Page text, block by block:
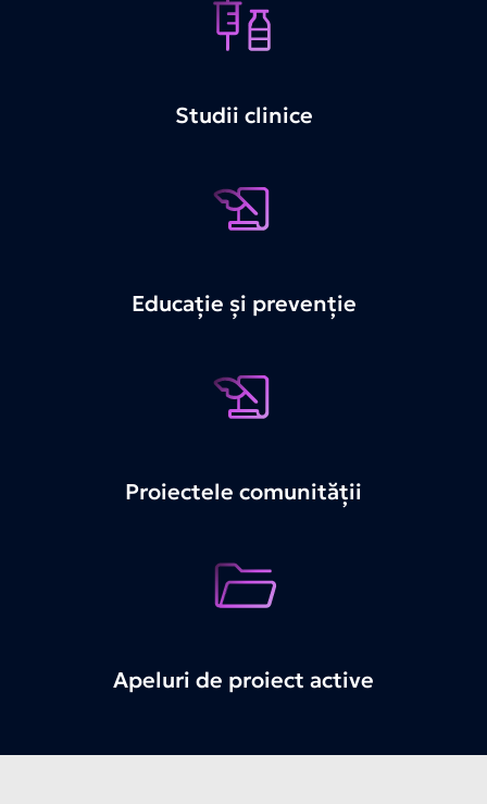
Studii clinice
Educație și prevenție
Proiectele comunității
Apeluri de proiect active